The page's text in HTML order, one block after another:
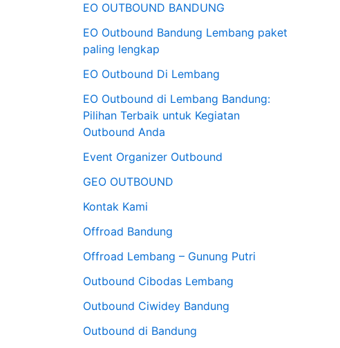
k
:
EO OUTBOUND BANDUNG
EO Outbound Bandung Lembang paket
paling lengkap
EO Outbound Di Lembang
EO Outbound di Lembang Bandung:
Pilihan Terbaik untuk Kegiatan
Outbound Anda
Event Organizer Outbound
GEO OUTBOUND
Kontak Kami
Offroad Bandung
Offroad Lembang – Gunung Putri
Outbound Cibodas Lembang
Outbound Ciwidey Bandung
Outbound di Bandung